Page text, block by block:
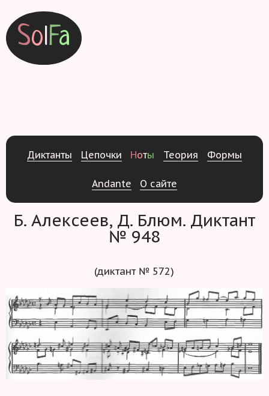
SolFa
Диктанты Цепочки Ноты Теория Формы
Andante О сайте
Б. Алексеев, Д. Блюм. Диктант
№ 948
(диктант № 572)